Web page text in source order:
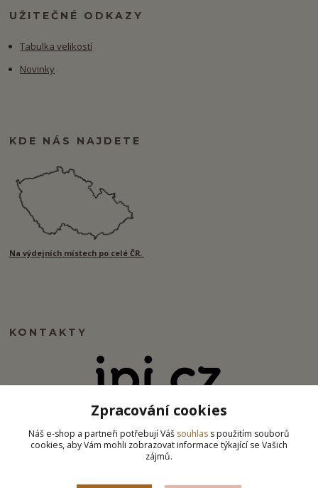
UŽITEČNÉ ODKAZY
Tabulka velikostí
Novinky
KDE NÁS NAJDETE
Na výdejních místech po celé ČR.
KONTAKTY
info@ipj.cz
Zpracování cookies
Náš e-shop a partneři potřebují Váš souhlas s použitím souborů
cookies, aby Vám mohli zobrazovat informace týkající se Vašich
zájmů.